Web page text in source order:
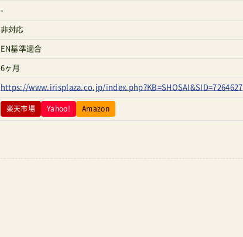
-
非対応
EN基準適合
6ヶ月
https://www.irisplaza.co.jp/index.php?KB=SHOSAI&SID=7264627
楽天市場 Yahoo! Amazon